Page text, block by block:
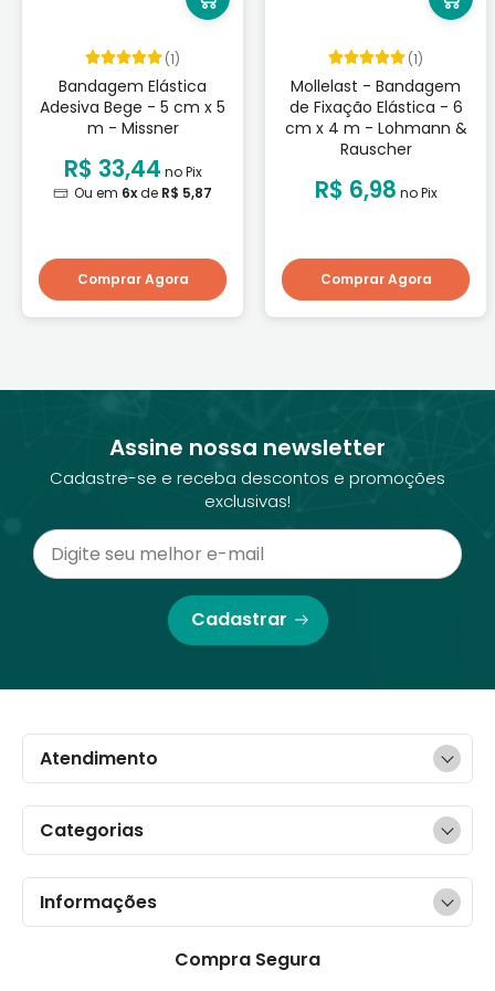
(1)
Bandagem Elástica
Adesiva Bege - 5 cm x 5
m - Missner
R$ 33,44 no Pix
Ou em 6xde R$ 5,87
Comprar Agora
(1)
Mollelast - Bandagem
de Fixação Elástica - 6
cm x 4 m - Lohmann &
Rauscher
R$ 6,98 no Pix
Comprar Agora
Assine nossa newsletter
Cadastre-se e receba descontos e promoções
exclusivas!
Cadastrar
Categorias
Informações
Compra Segura
Atendimento